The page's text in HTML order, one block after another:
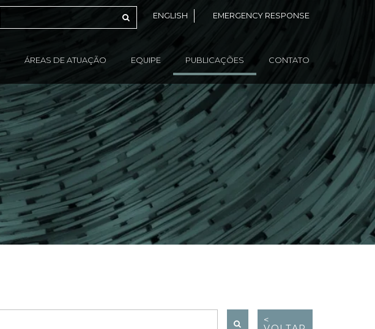
ENGLISH EMERGENCY RESPONSE
ÁREAS DE ATUAÇÃO EQUIPE PUBLICAÇÕES CONTATO
<